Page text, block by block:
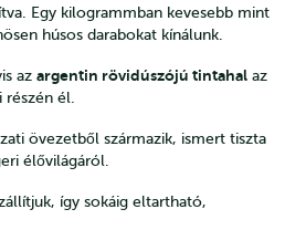
Egy kilogrammban kevesebb mint
húsos darabokat kínálunk.
az argentin rövidúszójú tintahal az
él.
övezetből származik, ismert tiszta
élővilágáról.
így sokáig eltartható,